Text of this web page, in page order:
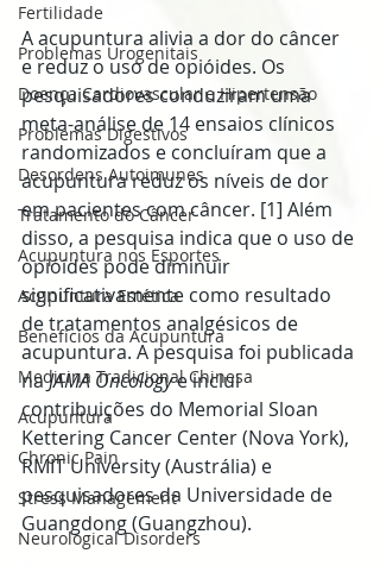
Fertilidade
Problemas Urogenitais
Doença Cardiovascular e Hipertensão
Problemas Digestivos
Desordens Autoimunes
Tratamento do Câncer
Acupuntura nos Esportes
Acupuntura Estética
Benefícios da Acupuntura
Medicina Tradicional Chinesa
Acupuntura
Chronic Pain
Stress Management
Neurological Disorders
A acupuntura alivia a dor do câncer
e reduz o uso de opióides. Os
pesquisadores conduziram uma
meta-análise de 14 ensaios clínicos
randomizados e concluíram que a
acupuntura reduz os níveis de dor
em pacientes com câncer. [1] Além
disso, a pesquisa indica que o uso de
opióides pode diminuir
significativamente como resultado
de tratamentos analgésicos de
acupuntura. A pesquisa foi publicada
na JAMA Oncology e inclui
contribuições do Memorial Sloan
Kettering Cancer Center (Nova York),
RMIT University (Austrália) e
pesquisadores da Universidade de
Guangdong (Guangzhou).